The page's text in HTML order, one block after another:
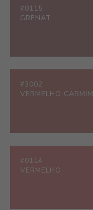
#0115
GRENAT
#3002
VERMELHO CARMIM
#0114
VERMELHO